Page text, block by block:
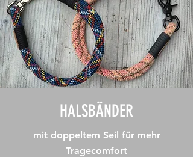
HALSBÄNDER
mit doppeltem Seil für mehr
Tragecomfort